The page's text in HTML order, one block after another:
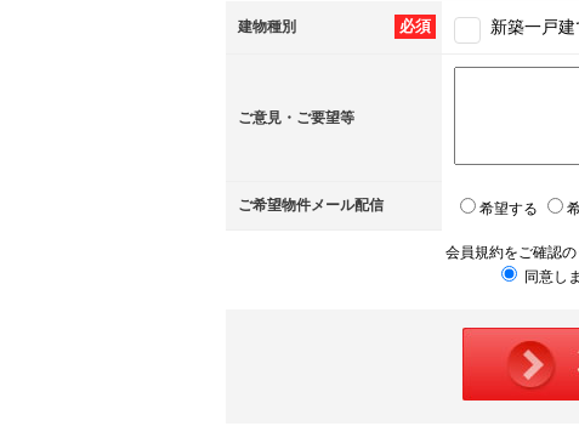
建物種別 必須 新築一戸建
ご意見・ご要望等
ご希望物件メール配信 希望する
会員規約をご確認の
同意し